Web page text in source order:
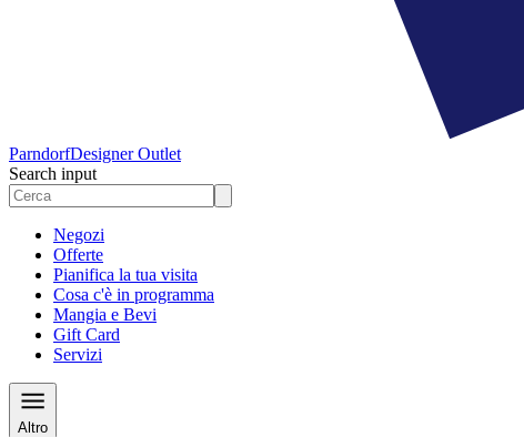
ParndorfDesigner Outlet
Search input
Negozi
Offerte
Pianifica la tua visita
Cosa c'è in programma
Mangia e Bevi
Gift Card
Servizi
Altro